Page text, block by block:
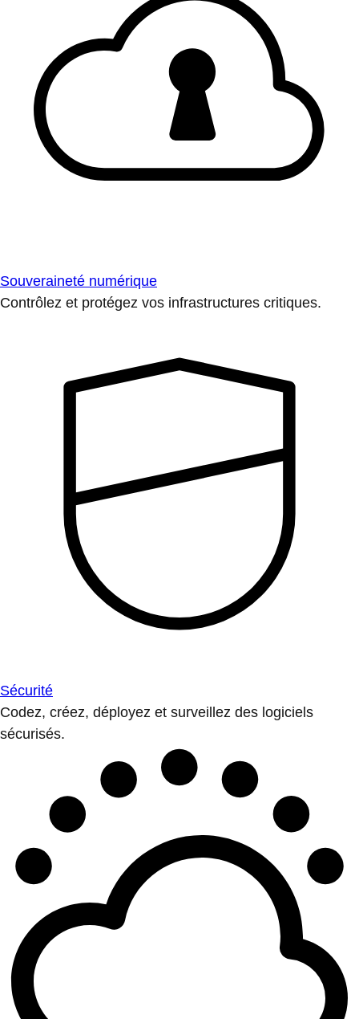
Souveraineté numérique
Contrôlez et protégez vos infrastructures critiques.
Sécurité
Codez, créez, déployez et surveillez des logiciels
sécurisés.